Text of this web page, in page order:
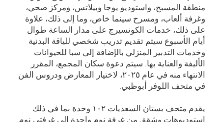
منطقة المسبح، واستوديو يوجا وبيلاتس، ومركز صحي،
وغرفة ألعاب، ومسرح سينما خاص، وما إلى ذلك، علاوة
على ذلك، خدمات الكونسيرج على مدار الساعة طوال
أيام الأسبوع سيتم تقديم تدريب شخصي للياقة البدنية
وخدمات التدبير المنزلي بالإضافة إلى سبا للحيوانات
الأليفة والعناية بها. سيتم دعوة سكان المجمع، المقرر
الانتهاء منه في عام ۲۰۲٥، لاختيار المعارض ودروس الفن
في متحف اللوفر أبوظبي.
يقدم متحف بستان السعديات ۱۰۲ وحدة بما في ذلك
استوديوهات وشقق من غرفة نوم واحدة إلى غرفتي نوم.